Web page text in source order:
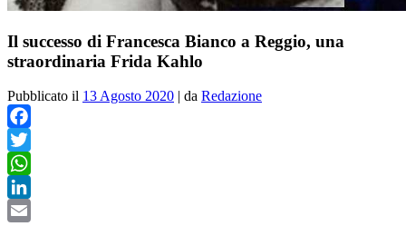
Il successo di Francesca Bianco a Reggio, una
straordinaria Frida Kahlo
Pubblicato il 13 Agosto 2020 | da Redazione
Facebook
Twitter
WhatsApp
LinkedIn